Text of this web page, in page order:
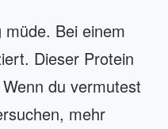
Bei einem
Dieser Protein
du vermutest
mehr